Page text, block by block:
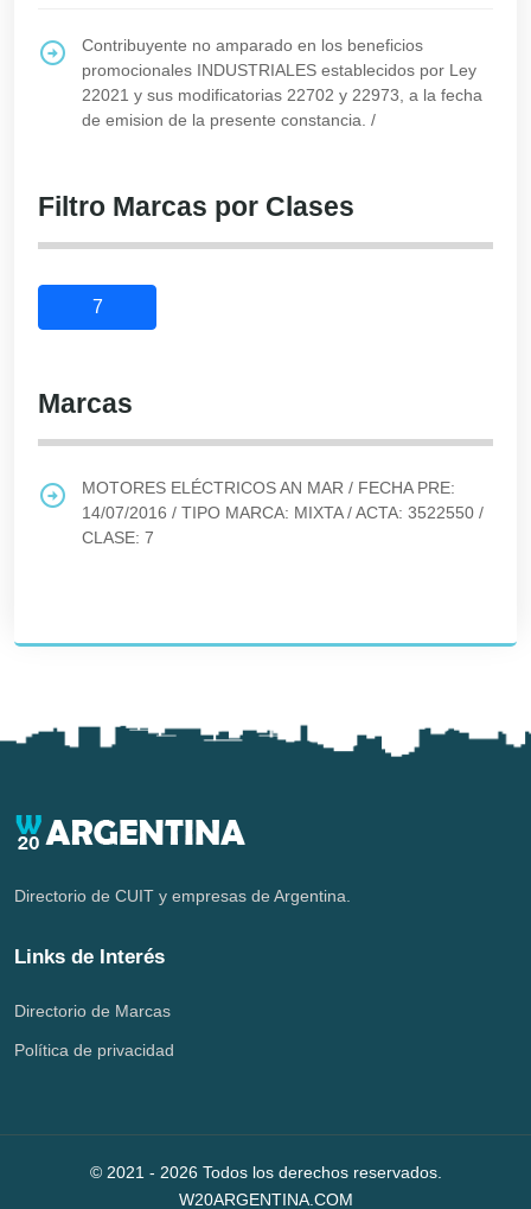
Contribuyente no amparado en los beneficios
promocionales INDUSTRIALES establecidos por Ley
22021 y sus modificatorias 22702 y 22973, a la fecha
de emision de la presente constancia. /
Filtro Marcas por Clases
7
Marcas
MOTORES ELÉCTRICOS AN MAR / FECHA PRE:
14/07/2016 / TIPO MARCA: MIXTA/ ACTA: 3522550 /
CLASE: 7
Directorio de CUIT y empresas de Argentina.
Links de Interés
Directorio de Marcas
Política de privacidad
© 2021 - 2026 Todos los derechos reservados.
W20ARGENTINA.COM